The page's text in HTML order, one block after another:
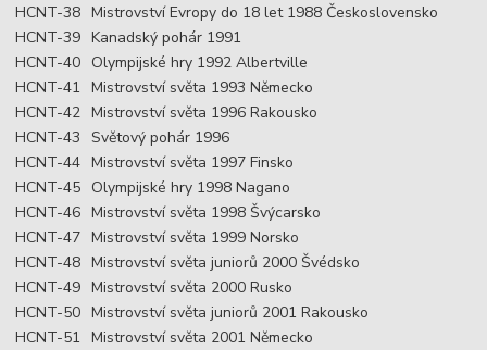
HCNT-38 Mistrovství Evropy do 18 let 1988 Československo
HCNT-39 Kanadský pohár 1991
HCNT-40 Olympijské hry 1992 Albertville
HCNT-41 Mistrovství světa 1993 Německo
HCNT-42 Mistrovství světa 1996 Rakousko
HCNT-43 Světový pohár 1996
HCNT-44 Mistrovství světa 1997 Finsko
HCNT-45 Olympijské hry 1998 Nagano
HCNT-46 Mistrovství světa 1998 Švýcarsko
HCNT-47 Mistrovství světa 1999 Norsko
HCNT-48 Mistrovství světa juniorů 2000 Švédsko
HCNT-49 Mistrovství světa 2000 Rusko
HCNT-50 Mistrovství světa juniorů 2001 Rakousko
HCNT-51 Mistrovství světa 2001 Německo